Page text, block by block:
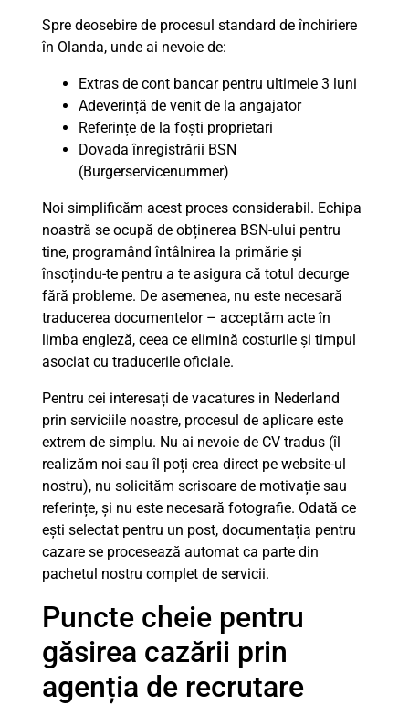
Spre deosebire de procesul standard de închiriere
în Olanda, unde ai nevoie de:
Extras de cont bancar pentru ultimele 3 luni
Adeverință de venit de la angajator
Referințe de la foști proprietari
Dovada înregistrării BSN
(Burgerservicenummer)
Noi simplificăm acest proces considerabil. Echipa
noastră se ocupă de obținerea BSN-ului pentru
tine, programând întâlnirea la primărie și
însoțindu-te pentru a te asigura că totul decurge
fără probleme. De asemenea, nu este necesară
traducerea documentelor – acceptăm acte în
limba engleză, ceea ce elimină costurile și timpul
asociat cu traducerile oficiale.
Pentru cei interesați de vacatures in Nederland
prin serviciile noastre, procesul de aplicare este
extrem de simplu. Nu ai nevoie de CV tradus (îl
realizăm noi sau îl poți crea direct pe website-ul
nostru), nu solicităm scrisoare de motivație sau
referințe, și nu este necesară fotografie. Odată ce
ești selectat pentru un post, documentația pentru
cazare se procesează automat ca parte din
pachetul nostru complet de servicii.
Puncte cheie pentru
găsirea cazării prin
agenția de recrutare